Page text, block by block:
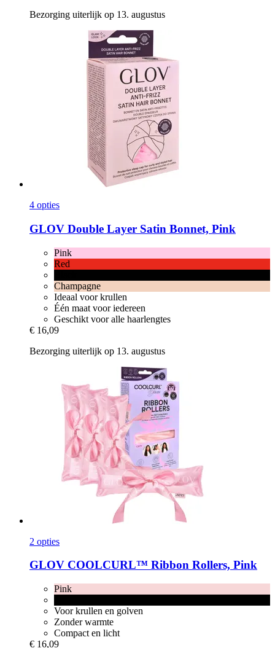
Bezorging uiterlijk op 13. augustus
4 opties
GLOV Double Layer Satin Bonnet, Pink
Pink
Red
Champagne
Ideaal voor krullen
Één maat voor iedereen
Geschikt voor alle haarlengtes
€ 16,09
Bezorging uiterlijk op 13. augustus
2 opties
GLOV COOLCURL™ Ribbon Rollers, Pink
Pink
Voor krullen en golven
Zonder warmte
Compact en licht
€ 16,09